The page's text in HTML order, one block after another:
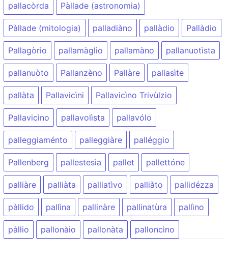
pallacòrda Pàllade (astronomia)
Pàllade (mitologia) palladiàno pallàdio Pallàdio
Pallagòrìo pallamàglio pallamàno pallanuotìsta
pallanuòto Pallanzèno Pallàre pallasìte
pallàta Pallavicìni Pallavicìno Trivùlzio
Pallavicìno pallavolìsta pallavólo
palleggiaménto palleggiàre palléggio
Pallenberg pallestesìa pallet pallettóne
palliàre palliàta palliatìvo palliàto pallidézza
pàllido pallìna pallinàre pallinatùra pallìno
pàllio pallonàio pallonàta palloncìno